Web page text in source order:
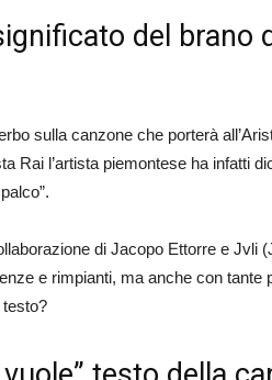
del brano
sulla canzone che porterà
Rai l’artista piemontese ha infatti
di Jacopo Ettorre e Jvli
e rimpianti, ma anche con tante